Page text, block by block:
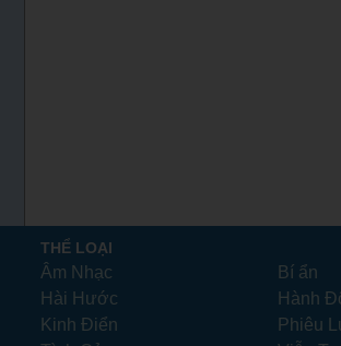
THỂ LOẠI
Âm Nhạc Bí ẩn
Hài Hước
Hành
Kinh Điển
Phiêu